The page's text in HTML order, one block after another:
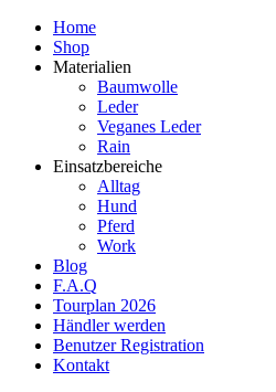
Home
Shop
Materialien
Baumwolle
Leder
Veganes Leder
Rain
Einsatzbereiche
Alltag
Hund
Pferd
Work
Blog
F.A.Q
Tourplan 2026
Händler werden
Benutzer Registration
Kontakt